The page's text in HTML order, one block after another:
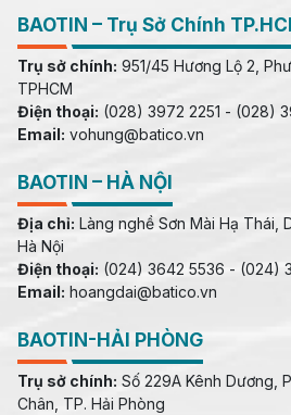
BAOTIN – Trụ Sở Chính
Trụ sở chính: 951/45 Hương Lộ 2,
TPHCM
Điện thoại: (028) 3972 2251 - (028)
Email: vohung@batico.vn
BAOTIN – HÀ NỘI
Địa chỉ: Làng nghề Sơn Mài Hạ Thái,
Hà Nội
Điện thoại: (024) 3642 5536 - (024)
Email: hoangdai@batico.vn
BAOTIN-HẢI PHÒNG
Trụ sở chính: Số 229A Kênh Dương,
Chân, TP. Hải Phòng